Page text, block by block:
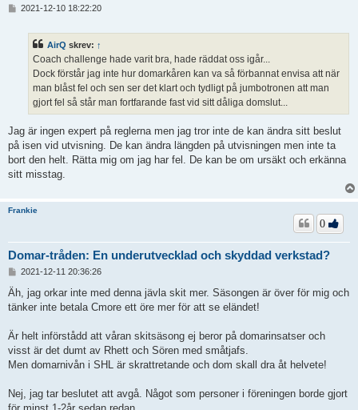
2021-12-10 18:22:20
AirQ skrev: ↑
Coach challenge hade varit bra, hade räddat oss igår...
Dock förstår jag inte hur domarkåren kan va så förbannat envisa att när
man blåst fel och sen ser det klart och tydligt på jumbotronen att man
gjort fel så står man fortfarande fast vid sitt dåliga domslut...
Jag är ingen expert på reglerna men jag tror inte de kan ändra sitt beslut
på isen vid utvisning. De kan ändra längden på utvisningen men inte ta
bort den helt. Rätta mig om jag har fel. De kan be om ursäkt och erkänna
sitt misstag.
Frankie
Domar-tråden: En underutvecklad och skyddad verkstad?
0
l
g
2021-12-11 20:36:26
Äh, jag orkar inte med denna jävla skit mer. Säsongen är över för mig och
tänker inte betala Cmore ett öre mer för att se eländet!
Är helt införstådd att våran skitsäsong ej beror på domarinsatser och
visst är det dumt av Rhett och Sören med småtjafs.
Men domarnivån i SHL är skrattretande och dom skall dra åt helvete!
Nej, jag tar beslutet att avgå. Något som personer i föreningen borde gjort